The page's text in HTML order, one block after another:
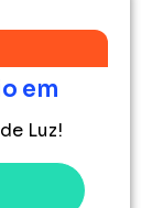
em
Luz!